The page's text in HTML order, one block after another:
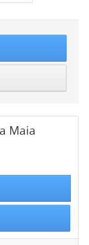
Maia